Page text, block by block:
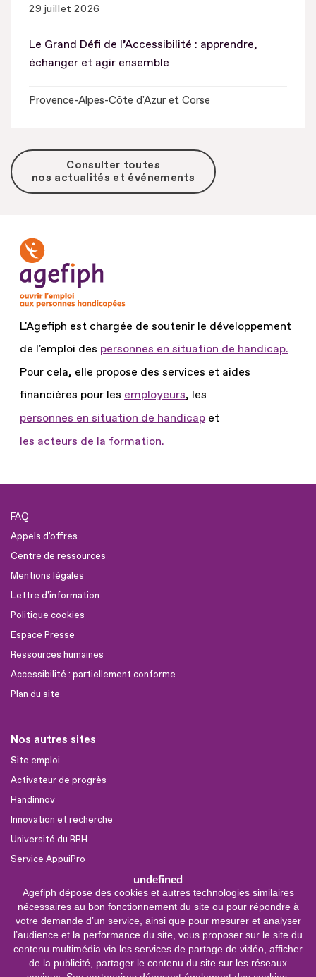
undefined
Agefiph dépose des cookies et autres technologies similaires
nécessaires au bon fonctionnement du site ou pour répondre à
votre demande d’un service, ainsi que pour mesurer et analyser
l’audience et la performance du site, vous proposer sur le site du
contenu multimédia via les services de partage de vidéo, afficher
de la publicité, partager le contenu du site sur les réseaux
29 juillet 2026
Le Grand Défi de l’Accessibilité : apprendre,
échanger et agir ensemble
Provence-Alpes-Côte d'Azur et Corse
Consulter toutes
nos actualités et événements
L'Agefiph est chargée de soutenir le développement
de l'emploi des personnes en situation de handicap.
Pour cela, elle propose des services et aides
financières pour les employeurs, les
personnes en situation de handicap et
les acteurs de la formation.
FAQ
Appels d'offres
Centre de ressources
Mentions légales
Lettre d'information
Politique cookies
Espace Presse
Ressources humaines
Accessibilité : partiellement conforme
Plan du site
Nos autres sites
Site emploi
Activateur de progrès
Handinnov
Innovation et recherche
Université du RRH
Service AppuiPro
Nous suivre
Youtube
Linkedin
Facebook